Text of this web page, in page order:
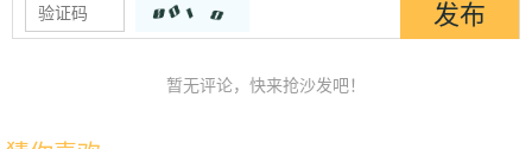
暂无评论，快来抢沙发吧！